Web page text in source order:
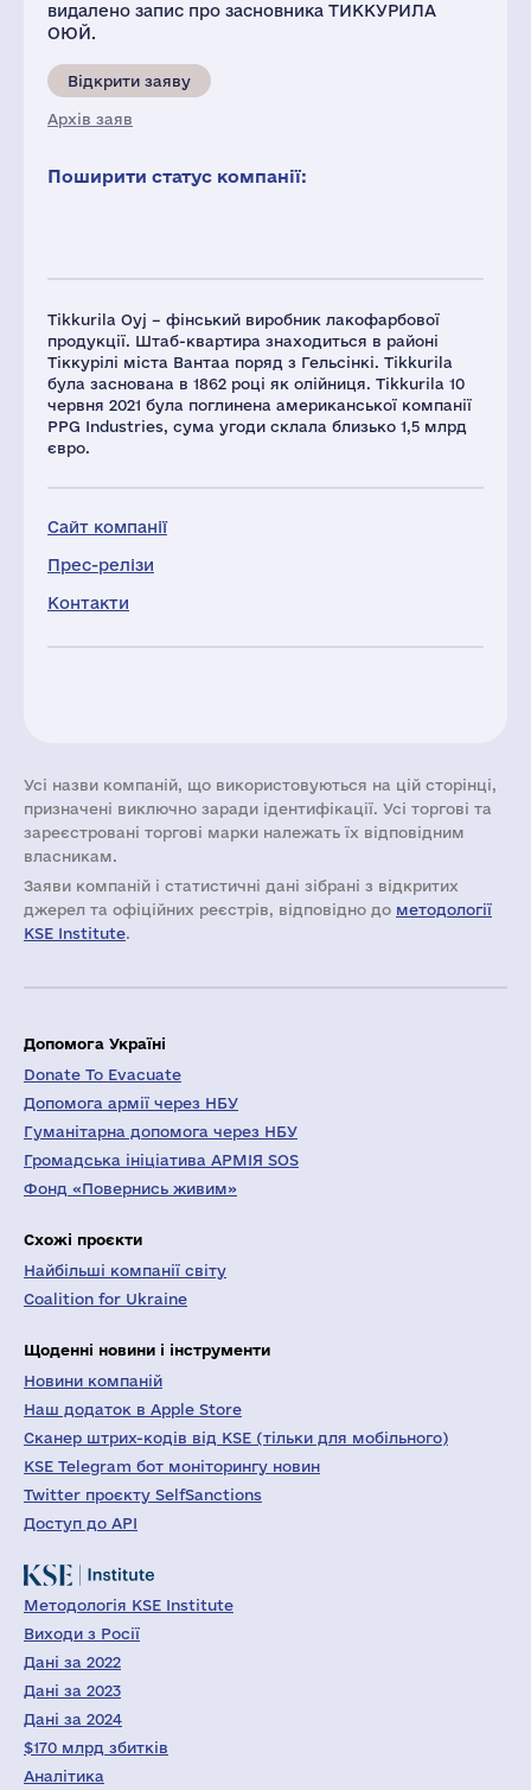
Tikkurila Oyj – фінський виробник лакофарбової
продукції. Штаб-квартира знаходиться в районі
Тіккурілі міста Вантаа поряд з Гельсінкі. Tikkurila
була заснована в 1862 році як олійниця. Tikkurila 10
червня 2021 була поглинена американської компанії
PPG Industries, сума угоди склала близько 1,5 млрд
євро.
Сайт компанії
Прес-релізи
Контакти
видалено запис про засновника ТИККУРИЛА
ОЮЙ.
Відкрити заяву
Архів заяв
Поширити статус компанії:
Усі назви компаній, що використовуються на цій сторінці,
призначені виключно заради ідентифікації. Усі торгові та
зареєстровані торгові марки належать їх відповідним
власникам.
Заяви компаній i статистичні дані зібрані з відкритих
джерел та офіційних реєстрів, відповідно до методології
KSE Institute.
Допомога Україні
Donate To Evacuate
Допомога армії через НБУ
Гуманітарна допомога через НБУ
Громадська ініціатива АРМІЯ SOS
Фонд «Повернись живим»
Схожі проєкти
Найбільші компанії світу
Coalition for Ukraine
Щоденні новини і інструменти
Новини компаній
Наш додаток в Apple Store
Сканер штрих-кодів від KSE (тільки для мобільного)
KSE Telegram бот моніторингу новин
Twitter проєкту SelfSanctions
Доступ до API
Методологія KSE Institute
Виходи з Росії
Дані за 2022
Дані за 2023
Дані за 2024
$170 млрд збитків
Аналітика